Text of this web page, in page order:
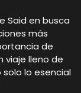
Said en busca
más
de
viaje lleno de
lo esencial